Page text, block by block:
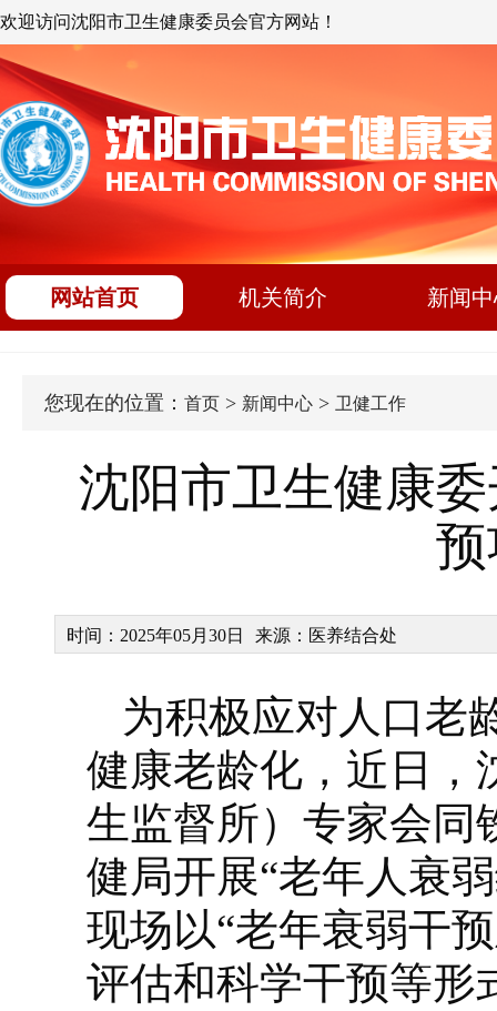
欢迎访问沈阳市卫生健康委员会官方网站！
网站首页 机关简介 新闻
您现在的位置： 首页 > 新闻中心 > 卫健工作
沈阳市卫生健康
时间：2025年05月30日 来源：医养结合处
为积极应对人口老
健康老龄化，近日，
生监督所）专家会同
健局开展“老年人衰
现场以“老年衰弱干
评估和科学干预等形